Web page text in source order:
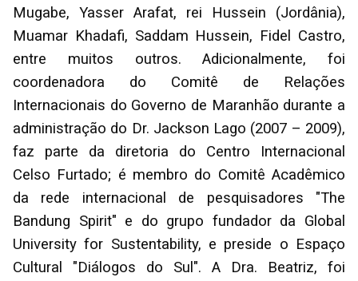
Mugabe, Yasser Arafat, rei Hussein (Jordânia),
Muamar Khadafi, Saddam Hussein, Fidel Castro,
entre muitos outros. Adicionalmente, foi
coordenadora do Comitê de Relações
Internacionais do Governo de Maranhão durante a
administração do Dr. Jackson Lago (2007 – 2009),
faz parte da diretoria do Centro Internacional
Celso Furtado; é membro do Comitê Acadêmico
da rede internacional de pesquisadores "The
Bandung Spirit" e do grupo fundador da Global
University for Sustentability, e preside o Espaço
Cultural "Diálogos do Sul". A Dra. Beatriz, foi